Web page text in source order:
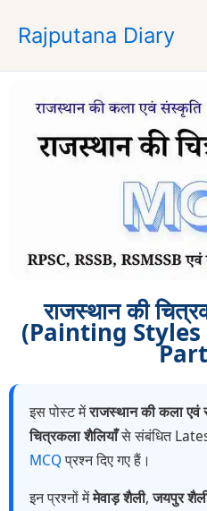
p
Rajputana Diary
राजस्थान की
(Painting
इस पोस्ट मेंराजस्थान की कला एवं
चित्रकला शैलियाँसे संबंधित
MCQप्रश्न दिए गए हैं।
इन प्रश्नों मेंमेवाड़ शैली,जयपुर